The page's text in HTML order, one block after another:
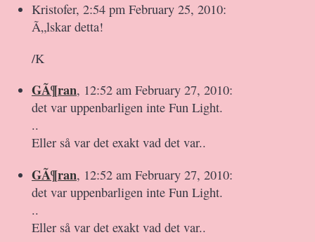
Kristofer, 2:54 pm February 25, 2010:
Ã„lskar detta!
/K
GÃ¶ran, 12:52 am February 27, 2010:
det var uppenbarligen inte Fun Light.
..
Eller så var det exakt vad det var..
GÃ¶ran, 12:52 am February 27, 2010:
det var uppenbarligen inte Fun Light.
..
Eller så var det exakt vad det var..